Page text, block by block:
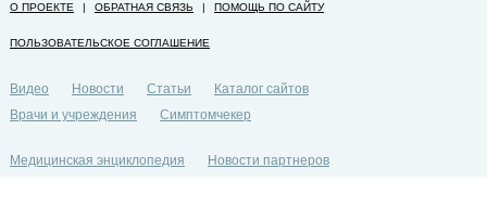
О ПРОЕКТЕ | ОБРАТНАЯ СВЯЗЬ | ПОМОЩЬ ПО САЙТУ
ПОЛЬЗОВАТЕЛЬСКОЕ СОГЛАШЕНИЕ
Видео Новости Статьи
Каталог сайтов
Врачи и учреждения
Симптомчекер
Медицинская энциклопедия
Новости партнеров